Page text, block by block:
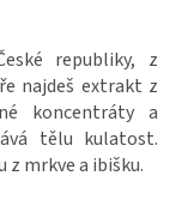
republiky, z
najdeš extrakt z
koncentráty a
tělu kulatost.
mrkve a ibišku.